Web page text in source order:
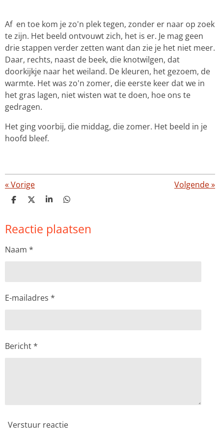
Af en toe kom je zo'n plek tegen, zonder er naar op zoek
te zijn. Het beeld ontvouwt zich, het is er. Je mag geen
drie stappen verder zetten want dan zie je het niet meer.
Daar, rechts, naast de beek, die knotwilgen, dat
doorkijkje naar het weiland. De kleuren, het gezoem, de
warmte. Het was zo'n zomer, die eerste keer dat we in
het gras lagen, niet wisten wat te doen, hoe ons te
gedragen.
Het ging voorbij, die middag, die zomer. Het beeld in je
hoofd bleef.
«Vorige Volgende»
D
e
n
D
l
S
r
e
D
e
n
Reactie plaatsen
Naam *
E-mailadres *
Bericht *
Verstuur reactie